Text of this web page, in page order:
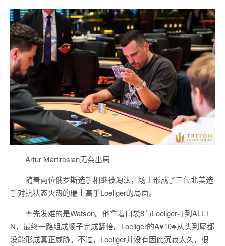
Artur Martirosian无奈出局
随着两位俄罗斯选手相继被淘汰，场上形成了三位北美选
手对抗状态火热的瑞士高手Loeliger的局面。
率先发难的是Watson。他拿着口袋8与Loeliger打到ALL-I
N，最终一路组成顺子完成翻倍。Loeliger的A♥10♣从头到尾都
没能形成真正威胁。不过，Loeliger并没有因此沉寂太久，很